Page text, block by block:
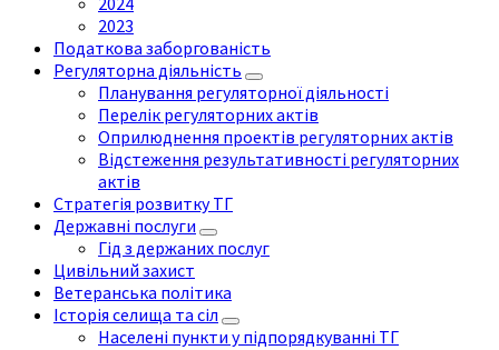
2023
Податкова заборгованість
Регуляторна діяльність
Планування регуляторної діяльності
Перелік регуляторних актів
Оприлюднення проектів регуляторних актів
Відстеження результативності регуляторних
актів
Стратегія розвитку ТГ
Державні послуги
Гід з держаних послуг
Цивільний захист
Ветеранська політика
Історія селища та сіл
Населені пункти у підпорядкуванні ТГ